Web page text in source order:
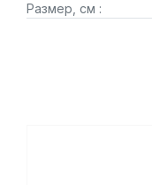
Размер, см :